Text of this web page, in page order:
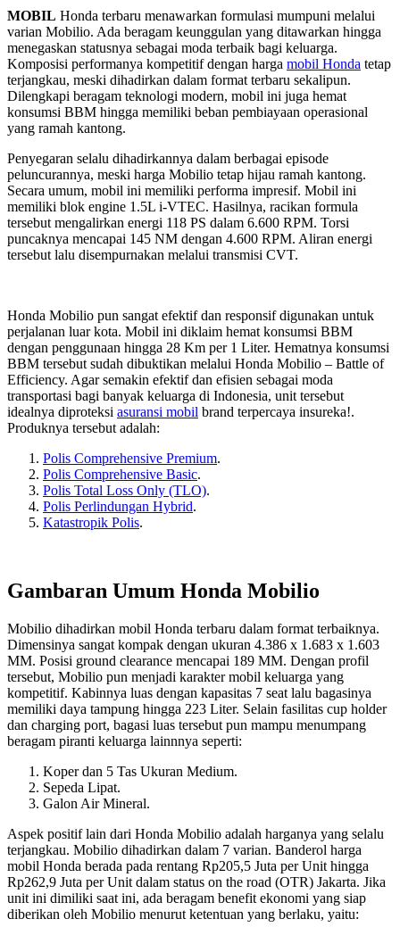
MOBIL Honda terbaru menawarkan formulasi mumpuni melalui
varian Mobilio. Ada beragam keunggulan yang ditawarkan hingga
menegaskan statusnya sebagai moda terbaik bagi keluarga.
Komposisi performanya kompetitif dengan harga mobil Honda tetap
terjangkau, meski dihadirkan dalam format terbaru sekalipun.
Dilengkapi beragam teknologi modern, mobil ini juga hemat
konsumsi BBM hingga memiliki beban pembiayaan operasional
yang ramah kantong.
Penyegaran selalu dihadirkannya dalam berbagai episode
peluncurannya, meski harga Mobilio tetap hijau ramah kantong.
Secara umum, mobil ini memiliki performa impresif. Mobil ini
memiliki blok engine 1.5L i-VTEC. Hasilnya, racikan formula
tersebut mengalirkan energi 118 PS dalam 6.600 RPM. Torsi
puncaknya mencapai 145 NM dengan 4.600 RPM. Aliran energi
tersebut lalu disempurnakan melalui transmisi CVT.
Honda Mobilio pun sangat efektif dan responsif digunakan untuk
perjalanan luar kota. Mobil ini diklaim hemat konsumsi BBM
dengan penggunaan hingga 28 Km per 1 Liter. Hematnya konsumsi
BBM tersebut sudah dibuktikan melalui Honda Mobilio – Battle of
Efficiency. Agar semakin efektif dan efisien sebagai moda
transportasi bagi banyak keluarga di Indonesia, unit tersebut
idealnya diproteksi asuransi mobil brand terpercaya insureka!.
Produknya tersebut adalah:
Polis Comprehensive Premium.
Polis Comprehensive Basic.
Polis Total Loss Only (TLO).
Polis Perlindungan Hybrid.
Katastropik Polis.
Gambaran Umum Honda Mobilio
Mobilio dihadirkan mobil Honda terbaru dalam format terbaiknya.
Dimensinya sangat kompak dengan ukuran 4.386 x 1.683 x 1.603
MM. Posisi ground clearance mencapai 189 MM. Dengan profil
tersebut, Mobilio pun menjadi karakter mobil keluarga yang
kompetitif. Kabinnya luas dengan kapasitas 7 seat lalu bagasinya
memiliki daya tampung hingga 223 Liter. Selain fasilitas cup holder
dan charging port, bagasi luas tersebut pun mampu menumpang
beragam piranti keluarga lainnnya seperti:
Koper dan 5 Tas Ukuran Medium.
Sepeda Lipat.
Galon Air Mineral.
Aspek positif lain dari Honda Mobilio adalah harganya yang selalu
terjangkau. Mobilio dihadirkan dalam 7 varian. Banderol harga
mobil Honda berada pada rentang Rp205,5 Juta per Unit hingga
Rp262,9 Juta per Unit dalam status on the road (OTR) Jakarta. Jika
unit ini dimiliki saat ini, ada beragam benefit ekonomi yang siap
diberikan oleh Mobilio menurut ketentuan yang berlaku, yaitu: